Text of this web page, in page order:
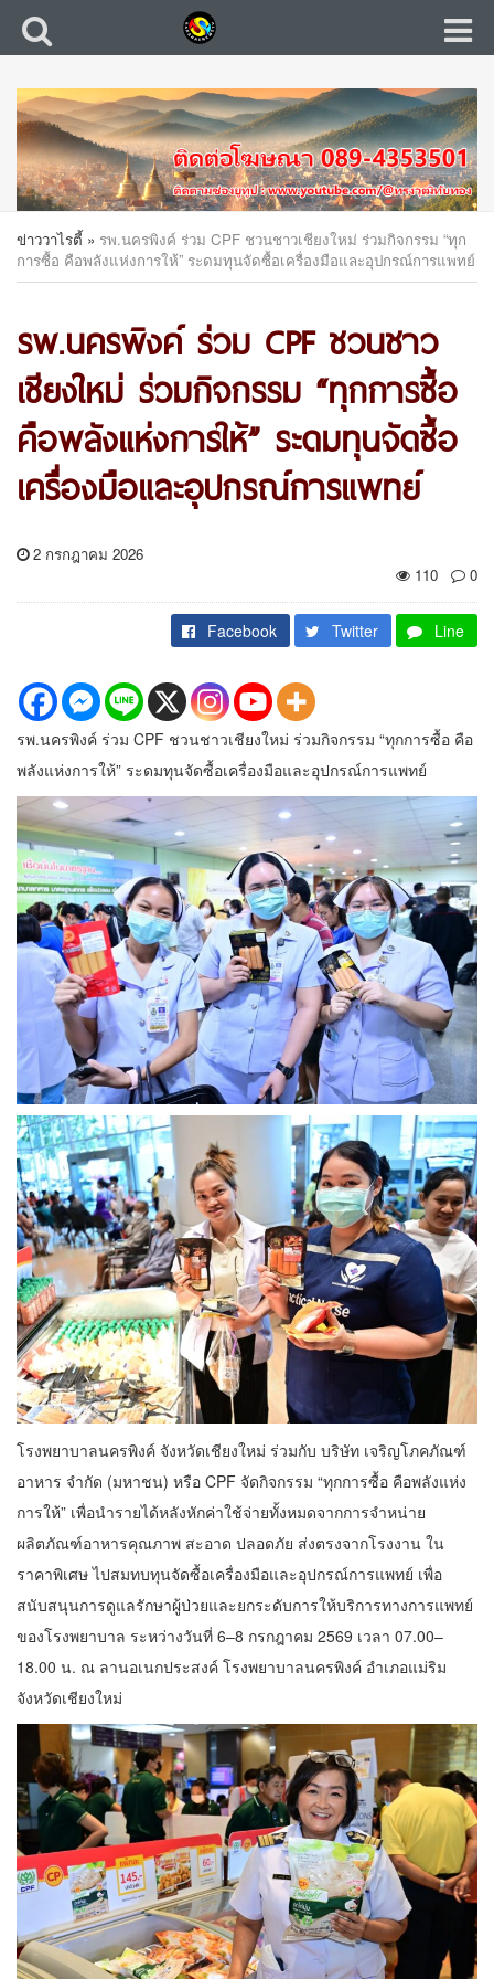
ข่าววาไรตี้ » รพ.นครพิงค์ ร่วม CPF ชวนชาวเชียงใหม่ ร่วมกิจกรรม “ทุก
การซื้อ คือพลังแห่งการให้” ระดมทุนจัดซื้อเครื่องมือและอุปกรณ์การแพทย์
รพ.นครพิงค์ ร่วม CPF ชวนชาว
เชียงใหม่ ร่วมกิจกรรม “ทุกการซื้อ
คือพลังแห่งการให้” ระดมทุนจัดซื้อ
เครื่องมือและอุปกรณ์การแพทย์
2 กรกฎาคม 2026
110
0
Facebook Twitter Line
รพ.นครพิงค์ ร่วม CPF ชวนชาวเชียงใหม่ ร่วมกิจกรรม “ทุกการซื้อ คือ
พลังแห่งการให้” ระดมทุนจัดซื้อเครื่องมือและอุปกรณ์การแพทย์
โรงพยาบาลนครพิงค์ จังหวัดเชียงใหม่ ร่วมกับ บริษัท เจริญโภคภัณฑ์
อาหาร จำกัด (มหาชน) หรือ CPF จัดกิจกรรม “ทุกการซื้อ คือพลังแห่ง
การให้” เพื่อนำรายได้หลังหักค่าใช้จ่ายทั้งหมดจากการจำหน่าย
ผลิตภัณฑ์อาหารคุณภาพ สะอาด ปลอดภัย ส่งตรงจากโรงงาน ใน
ราคาพิเศษ ไปสมทบทุนจัดซื้อเครื่องมือและอุปกรณ์การแพทย์ เพื่อ
สนับสนุนการดูแลรักษาผู้ป่วยและยกระดับการให้บริการทางการแพทย์
ของโรงพยาบาล ระหว่างวันที่ 6–8 กรกฎาคม 2569 เวลา 07.00–
18.00 น. ณ ลานอเนกประสงค์ โรงพยาบาลนครพิงค์ อำเภอแม่ริม
จังหวัดเชียงใหม่